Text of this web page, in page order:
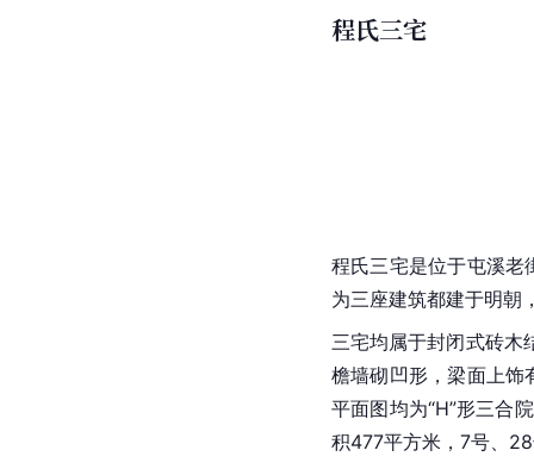
程氏三宅
程氏三宅是位于屯溪
为三座建筑都建于明朝
三宅均属于封闭式砖木
檐墙砌凹形，梁面上饰
平面图均为“H”形三合院
积477平方米，7号、